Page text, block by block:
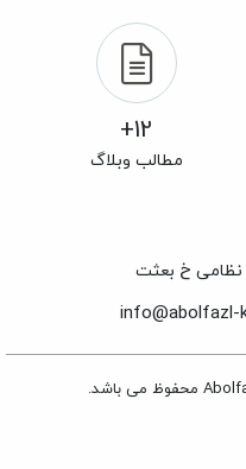
12+
مطالب وبلاگ
نظامی خ بعثت
info@abolfazl-